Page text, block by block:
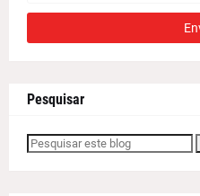
Pesquisar